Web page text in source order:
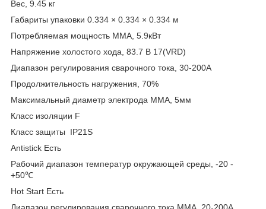
Вес, 9.45 кг
Габариты упаковки 0.334 × 0.334 × 0.334 м
Потребляемая мощность ММА, 5.9кВт
Напряжение холостого хода, 83.7 В 17(VRD)
Диапазон регулирования сварочного тока, 30-200А
Продолжительность нагружения, 70%
Максимальный диаметр электрода MMA, 5мм
Класс изоляции F
Класс защиты IP21S
Antistick Есть
Рабочий диапазон температур окружающей среды, -20 -
+50℃
Hot Start Есть